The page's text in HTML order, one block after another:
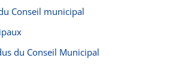
Conseil municipal
du Conseil Municipal